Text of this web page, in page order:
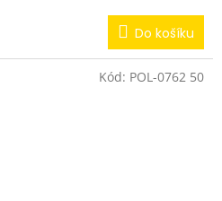
Do košíku
Kód: POL-0762 50